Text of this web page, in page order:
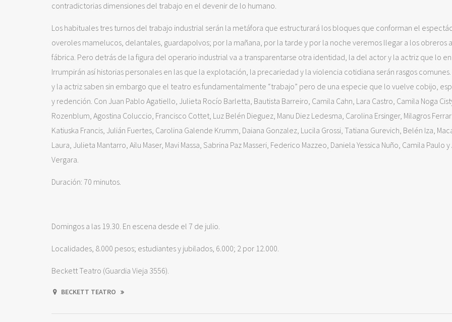
contradictorias dimensiones del trabajo en el devenir de lo humano.
Los habituales tres turnos del trabajo industrial serán la metáfora que estructurará los bloques que conforman el
overoles mamelucos, delantales, guardapolvos; por la mañana, por la tarde y por la noche veremos llegar a los obreros
fábrica. Pero detrás de la figura del operario industrial va a transparentarse otra identidad, la del actor y la actriz que lo
Irrumpirán así historias personales en las que la explotación, la precariedad y la violencia cotidiana serán rasgos
y la actriz saben sin embargo que el teatro es fundamentalmente “trabajo” pero de una especie que lo vuelve cobijo,
y redención. Con Juan Pablo Agatiello, Julieta Rocío Barletta, Bautista Barreiro, Camila Cahn, Lara Castro, Camila Noga
Rozenblum, Agostina Coluccio, Francisco Cottet, Luz Belén Dieguez, Manu Diez Ledesma, Carolina Ersinger, Milagros
Katiuska Francis, Julián Fuertes, Carolina Galende Krumm, Daiana Gonzalez, Lucila Grossi, Tatiana Gurevich, Belén Iza,
Laura, Julieta Mantarro, Ailu Maser, Mavi Massa, Sabrina Paz Masseri, Federico Mazzeo, Daniela Yessica Nuño, Camila Paulo y
Vergara.
Duración: 70 minutos.
Domingos a las 19.30. En escena desde el 7 de julio.
Localidades, 8.000 pesos; estudiantes y jubilados, 6.000; 2 por 12.000.
Beckett Teatro (Guardia Vieja 3556).
BECKETT TEATRO